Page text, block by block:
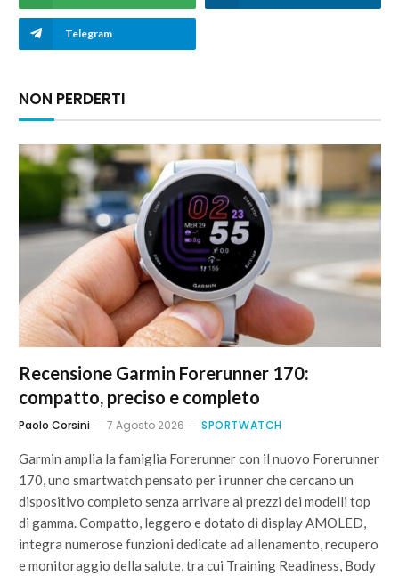
Telegram
NON PERDERTI
Recensione Garmin Forerunner 170:
compatto, preciso e completo
Paolo Corsini 7 Agosto 2026 SPORTWATCH
Garmin amplia la famiglia Forerunner con il nuovo Forerunner
170, uno smartwatch pensato per i runner che cercano un
dispositivo completo senza arrivare ai prezzi dei modelli top
di gamma. Compatto, leggero e dotato di display AMOLED,
integra numerose funzioni dedicate ad allenamento, recupero
e monitoraggio della salute, tra cui Training Readiness, Body